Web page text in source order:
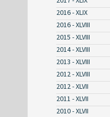
2016 - XLIX
2016 - XLVIII
2015 - XLVIII
2014 - XLVIII
2013 - XLVIII
2012 - XLVIII
2012 - XLVII
2011 - XLVII
2010 - XLVII